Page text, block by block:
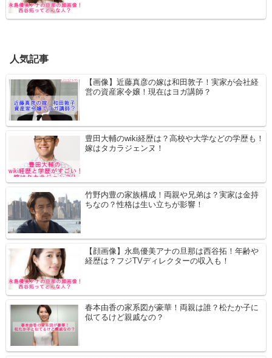
人気記事
【画像】近藤真彦の嫁は和田敦子！実家が会社経
営の資産家令嬢！現在はヨガ講師？
豊田大輔のwiki経歴は？高校や大学などの学歴も！
嫁はタカラジェンヌ！
竹野内豊の家族構成！両親や兄弟は？実家は金持
ちなの？性格は生い立ちが影響！
【顔画像】永島優美アナの旦那は西谷拓！年齢や
経歴は？フジTVディレクターの収入も！
春本由香の家系図が豪華！両親は誰？松たか子に
似てるけど親戚なの？